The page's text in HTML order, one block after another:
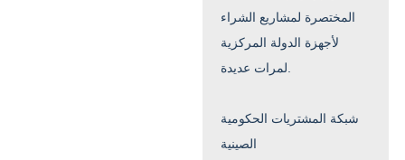
المختصرة لمشاريع الشراء
لأجهزة الدولة المركزية
شبكة المشتريات الحكومية
الصينية